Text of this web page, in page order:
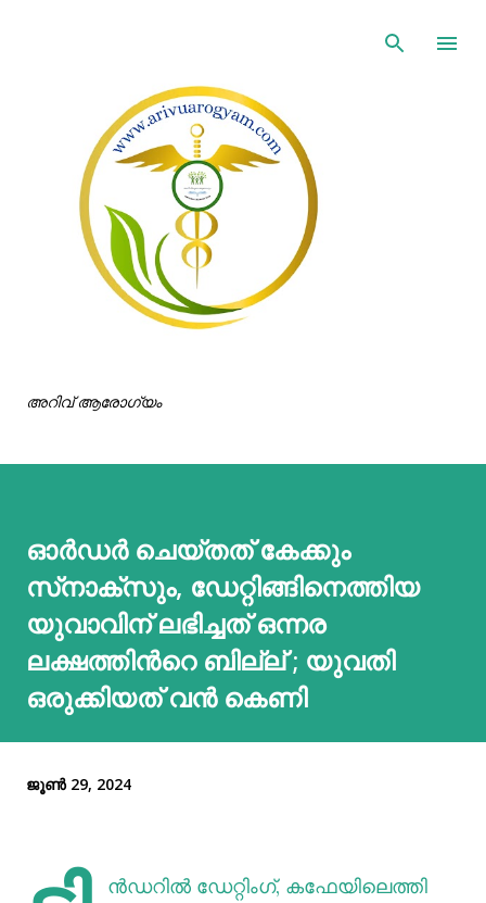
അറിവ് ആരോഗ്യം
ഓര്‍ഡര്‍ ചെയ്‌തത് കേക്കും
സ്‌നാക്‌സും, ഡേറ്റിങ്ങിനെത്തിയ
യുവാവിന് ലഭിച്ചത് ഒന്നര
ലക്ഷത്തിന്‍റെ ബില്ല് ; യുവതി
ഒരുക്കിയത് വന്‍ കെണി
ജൂൺ 29, 2024
ൻഡറില്‍ ഡേറ്റിംഗ്, കഫേയിലെത്തി